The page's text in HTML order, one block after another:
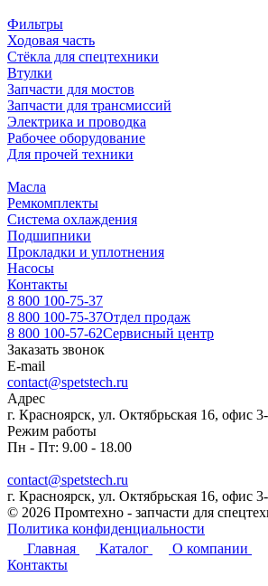
Фильтры
Ходовая часть
Стёкла для спецтехники
Втулки
Запчасти для мостов
Запчасти для трансмиссий
Электрика и проводка
Рабочее оборудование
Для прочей техники
Масла
Ремкомплекты
Система охлаждения
Подшипники
Прокладки и уплотнения
Насосы
Контакты
8 800 100-75-37
8 800 100-75-37Отдел продаж
8 800 100-57-62Сервисный центр
Заказать звонок
E-mail
contact@spetstech.ru
Адрес
г. Красноярск, ул. Октябрьская 16, офис
Режим работы
Пн - Пт: 9.00 - 18.00
contact@spetstech.ru
г. Красноярск, ул. Октябрьская 16, офис
© 2026 Промтехно - запчасти для
Политика конфиденциальности
Главная
Каталог О компании
Контакты